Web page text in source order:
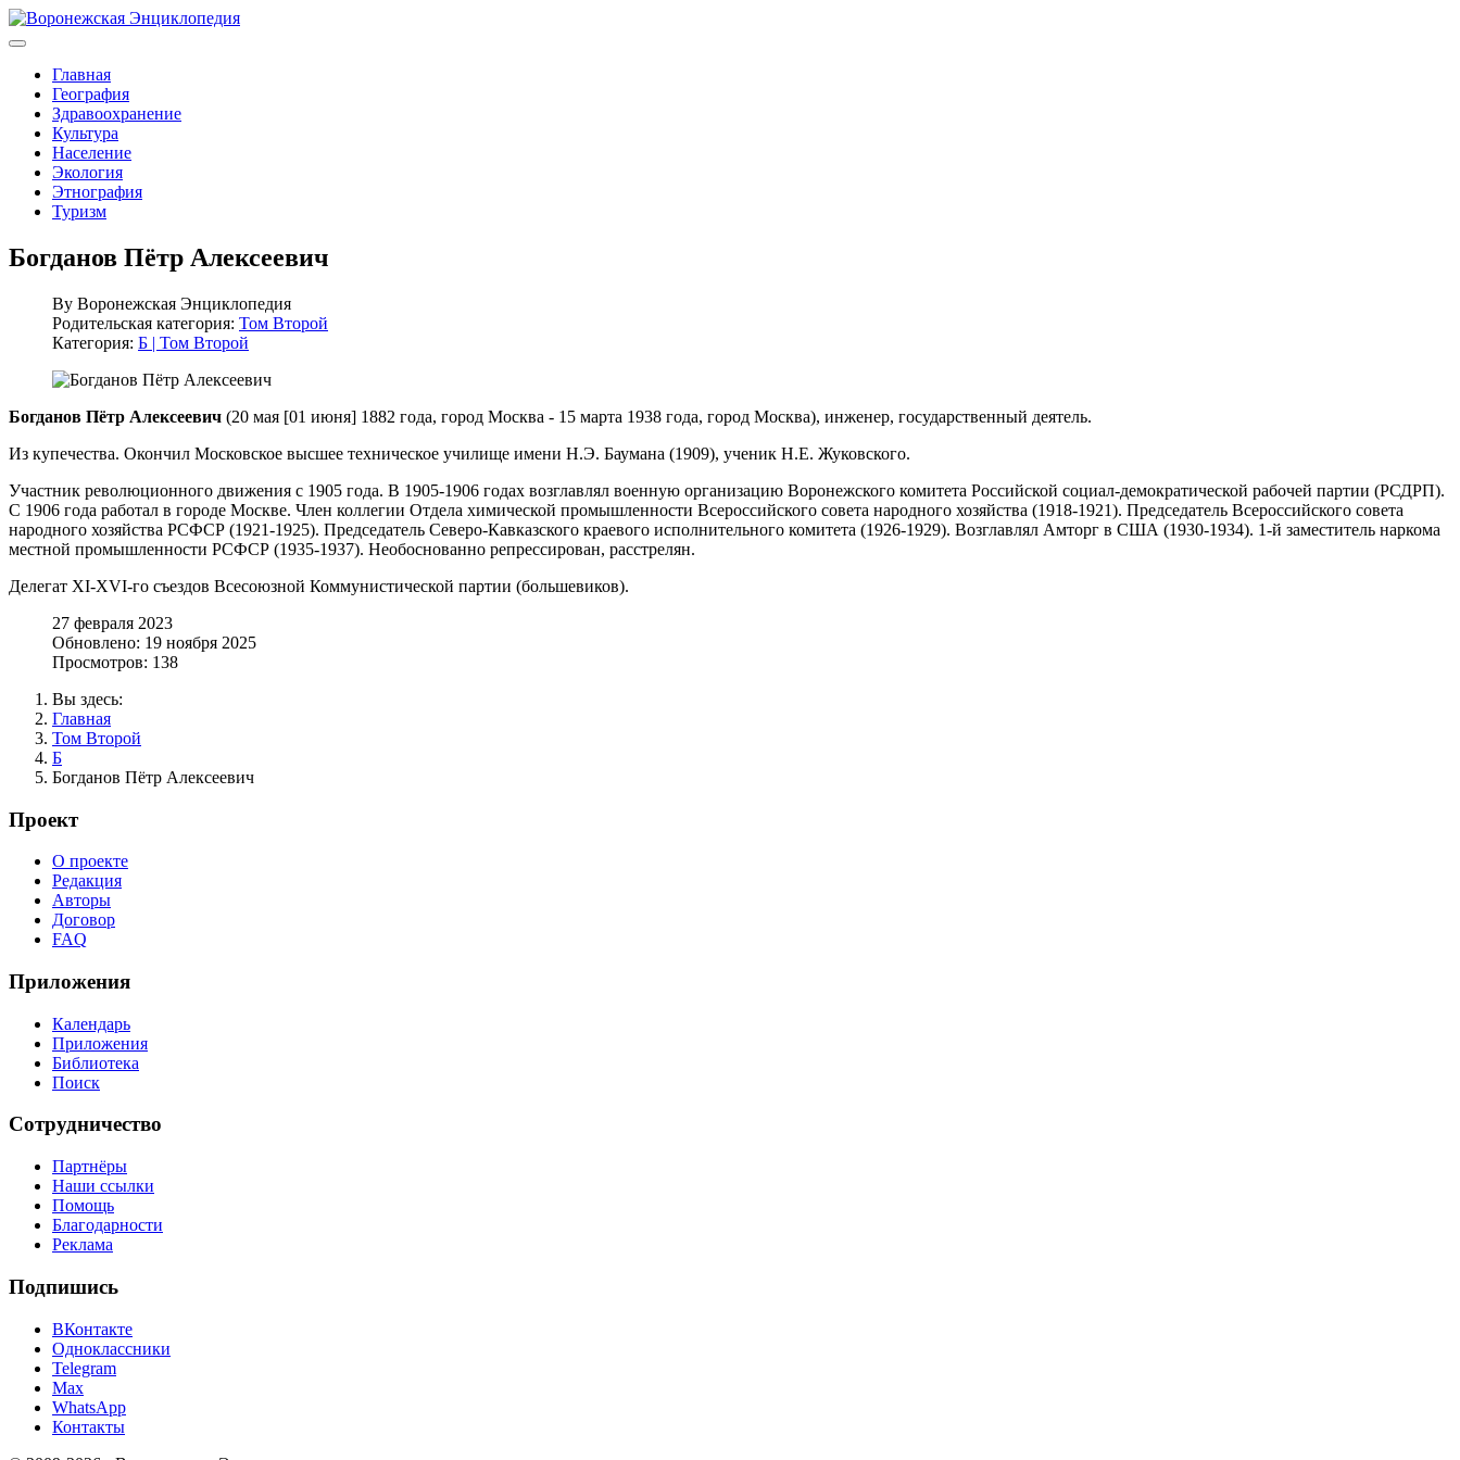
Главная
География
Здравоохранение
Культура
Население
Экология
Этнография
Туризм
Богданов Пётр Алексеевич
By Воронежская Энциклопедия
Родительская категория: Том Второй
Категория: Б | Том Второй
Богданов Пётр Алексеевич (20 мая [01 июня] 1882 года, город Москва - 15 марта 1938 года, город Москва), инженер, государственный деятель.
Из купечества. Окончил Московское высшее техническое училище имени Н.Э. Баумана (1909), ученик Н.Е. Жуковского.
Участник революционного движения с 1905 года. В 1905-1906 годах возглавлял военную организацию Воронежского комитета Российской социал-демократической рабочей партии (РСДРП).
С 1906 года работал в городе Москве. Член коллегии Отдела химической промышленности Всероссийского совета народного хозяйства (1918-1921). Председатель Всероссийского совета
народного хозяйства РСФСР (1921-1925). Председатель Северо-Кавказского краевого исполнительного комитета (1926-1929). Возглавлял Амторг в США (1930-1934). 1-й заместитель наркома
местной промышленности РСФСР (1935-1937). Необоснованно репрессирован, расстрелян.
Делегат XI-XVI-го съездов Всесоюзной Коммунистической партии (большевиков).
27 февраля 2023
Обновлено: 19 ноября 2025
Просмотров: 138
Вы здесь:
Главная
Том Второй
Б
Богданов Пётр Алексеевич
Проект
О проекте
Редакция
Авторы
Договор
FAQ
Приложения
Календарь
Приложения
Библиотека
Поиск
Сотрудничество
Партнёры
Наши ссылки
Помощь
Благодарности
Реклама
Подпишись
ВКонтакте
Одноклассники
Telegram
Max
WhatsApp
Контакты